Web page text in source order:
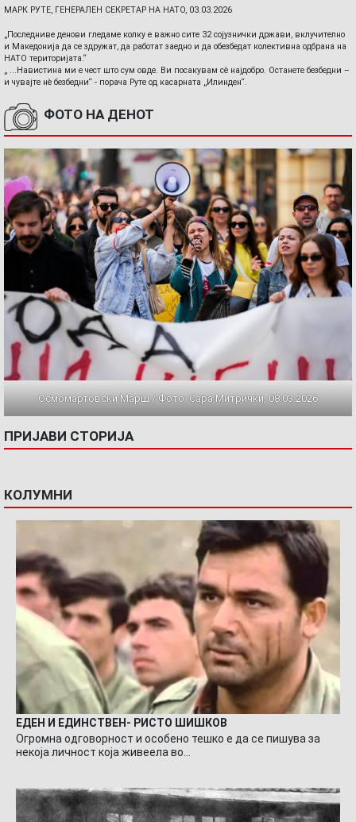
МАРК РУТЕ, ГЕНЕРАЛЕН СЕКРЕТАР НА НАТО, 03.03.2026
„Последниве денови гледаме колку е важно сите 32 сојузнички држави, вклучително
и Македонија да се здружат, да работат заедно и да обезбедат колективна одбрана на
НАТО територијата.“
„ ...Навистина ми е чест што сум овде. Ви посакувам сè најдобро. Останете безбедни –
и чувајте нè безбедни“ - порача Руте од касарната „Илинден“.
ФОТО НА ДЕНОТ
Осмомартовски Марш / Фото: Сара Митрички, 08.03.2026
ПРИЈАВИ СТОРИЈА
КОЛУМНИ
ЕДЕН И ЕДИНСТВЕН- РИСТО ШИШКОВ
Огромна одговорност и особено тешко е да се пишува за
некоја личност која живеела во…